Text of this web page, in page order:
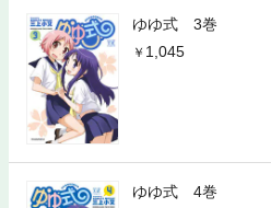
ゆゆ式 3巻
1,045
ゆゆ式 4巻